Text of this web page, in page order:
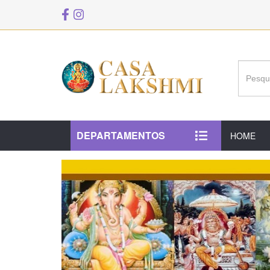
DEPARTAMENTOS HOME